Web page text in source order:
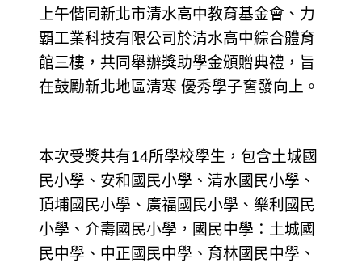
上午偕同新北市清水高中教育基金會、力
覇工業科技有限公司於清水高中綜合體育
館三樓，共同舉辦獎助學金頒贈典禮，旨
在鼓勵新北地區清寒 優秀學子𡚒發向上。
本次受獎共有14所學校學生，包含土城國
民小學、安和國民小學、清水國民小學、
頂埔國民小學、廣福國民小學、樂利國民
小學、介壽國民小學，國民中學：土城國
民中學、中正國民中學、育林國民中學、